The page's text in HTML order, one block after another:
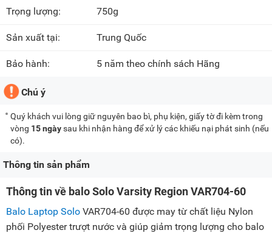
Trọng lượng:
750g
Sản xuất tại: Trung Quốc
Bảo hành: 5 năm theo chính sách Hãng
Chú ý
Quý khách vui lòng giữ nguyên bao bì, phụ kiện, giấy tờ đi kèm trong
vòng 15 ngàysau khi nhận hàng để xử lý các khiếu nại phát sinh (nếu
có).
Thông tin sản phẩm
Thông tin về balo Solo Varsity Region VAR704-60
Balo Laptop Solo VAR704-60 được may từ chất liệu Nylon
phối Polyester trượt nước và giúp giảm trọng lượng cho balo